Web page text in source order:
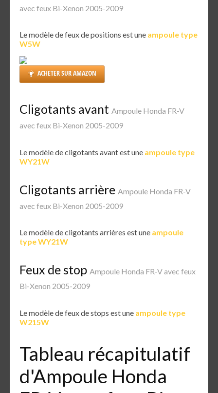
avec feux Bi-Xenon 2005-2009
Le modèle de feux de positions est une ampoule type
W5W
ACHETER SUR AMAZON
Cligotants avant Ampoule Honda FR-V
avec feux Bi-Xenon 2005-2009
Le modèle de cligotants avant est une ampoule type
WY21W
Cligotants arrière Ampoule Honda FR-V
avec feux Bi-Xenon 2005-2009
Le modèle de cligotants arrières est une ampoule
type WY21W
Feux de stop Ampoule Honda FR-V avec feux
Bi-Xenon 2005-2009
Le modèle de feux de stops est une ampoule type
W215W
Tableau récapitulatif
d'Ampoule Honda